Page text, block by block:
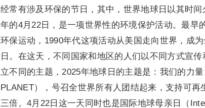
经常有涉及环保的节日，其中，世界地球日以其时
年的4月22日，是一项世界性的环境保护活动。最早
环保运动，1990年代这项活动从美国走向世界，成
日。在这天，不同国家和地区的人们以不同方式宣
立不同的主题，2025年地球日的主题是：我们的力
PLANET），号召全世界所有人团结起来，支持可
三倍。4月22日这一天同时也是国际地球母亲日（